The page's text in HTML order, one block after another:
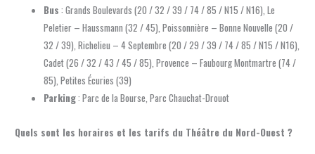
Bus : Grands Boulevards (20 / 32 / 39 / 74 / 85 / N15 / N16), Le
Peletier – Haussmann (32 / 45), Poissonnière – Bonne Nouvelle (20 /
32 / 39), Richelieu – 4 Septembre (20 / 29 / 39 / 74 / 85 / N15 / N16),
Cadet (26 / 32 / 43 / 45 / 85), Provence – Faubourg Montmartre (74 /
85), Petites Écuries (39)
Parking: Parc de la Bourse, Parc Chauchat-Drouot
Quels sont les horaires et les tarifs du Théâtre du Nord-Ouest ?